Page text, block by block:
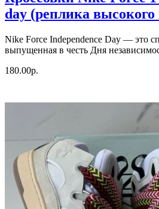
day (реплика высокого
Nike Force Independence Day — это
выпущенная в честь Дня
180.00р.